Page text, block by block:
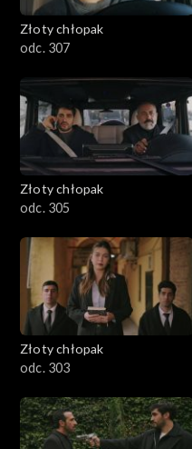
Złoty chłopak
odc. 307
Złoty chłopak
odc. 305
Złoty chłopak
odc. 303